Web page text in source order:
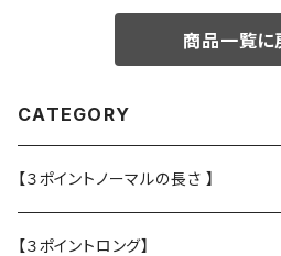
メイド｜ラリーズカンパニー
商品一覧に
CATEGORY
【３ポイントノーマルの長さ 】
・L大型犬用★Police Lead
【３ポイントロング】